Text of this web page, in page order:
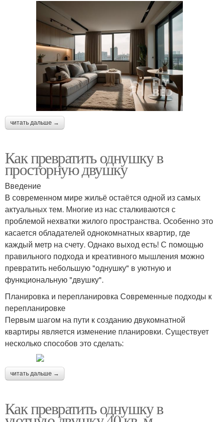
читать дальше →
Как превратить однушку в
просторную двушку
Введение
В современном мире жильё остаётся одной из самых
актуальных тем. Многие из нас сталкиваются с
проблемой нехватки жилого пространства. Особенно это
касается обладателей однокомнатных квартир, где
каждый метр на счету. Однако выход есть! С помощью
правильного подхода и креативного мышления можно
превратить небольшую "однушку" в уютную и
функциональную "двушку".
Планировка и перепланировка Современные подходы к
перепланировке
Первым шагом на пути к созданию двукомнатной
квартиры является изменение планировки. Существует
несколько способов это сделать:
читать дальше →
Как превратить однушку в